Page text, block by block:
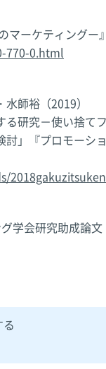
マーケティングー
770-0.html
師裕（2019）
る研究－使い捨て
」『プロモーシ
学会研究助成論文